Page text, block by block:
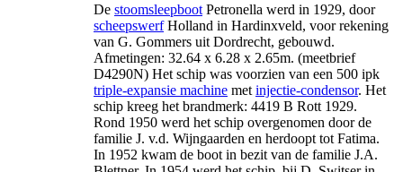
De stoomsleepboot Petronella werd in 1929, door
scheepswerfHolland in Hardinxveld, voor rekening
van G. Gommers uit Dordrecht, gebouwd.
Afmetingen: 32.64 x 6.28 x 2.65m. (meetbrief
D4290N) Het schip was voorzien van een 500 ipk
triple-expansie machine met injectie-condensor. Het
schip kreeg het brandmerk: 4419 B Rott 1929.
Rond 1950 werd het schip overgenomen door de
familie J. v.d. Wijngaarden en herdoopt tot Fatima.
In 1952 kwam de boot in bezit van de familie J.A.